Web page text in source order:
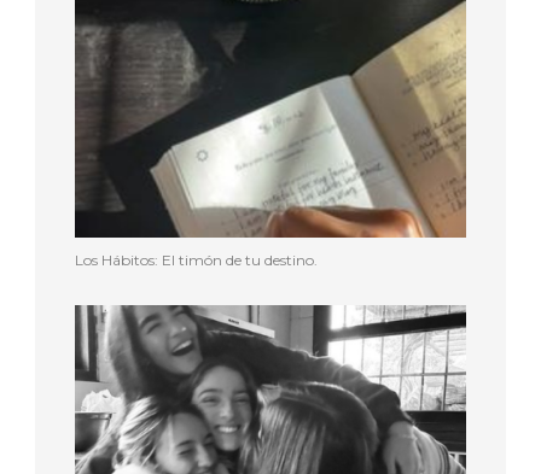
Los Hábitos: El timón de tu destino.